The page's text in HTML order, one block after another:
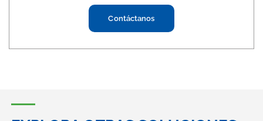
Contáctanos